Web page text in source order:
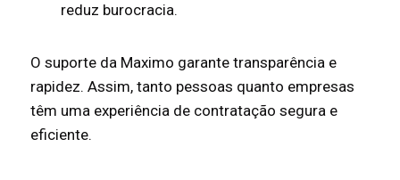
reduz burocracia.
O suporte da Maximo garante transparência e
rapidez. Assim, tanto pessoas quanto empresas
têm uma experiência de contratação segura e
eficiente.